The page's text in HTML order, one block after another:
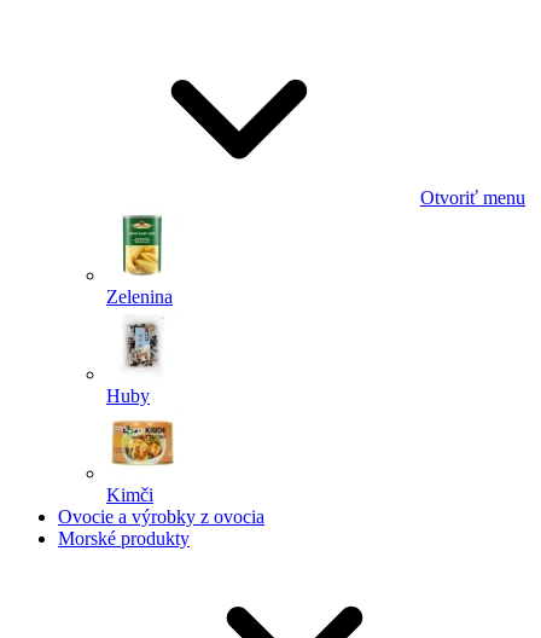
Otvoriť menu
Zelenina
Huby
Kimči
Ovocie a výrobky z ovocia
Morské produkty